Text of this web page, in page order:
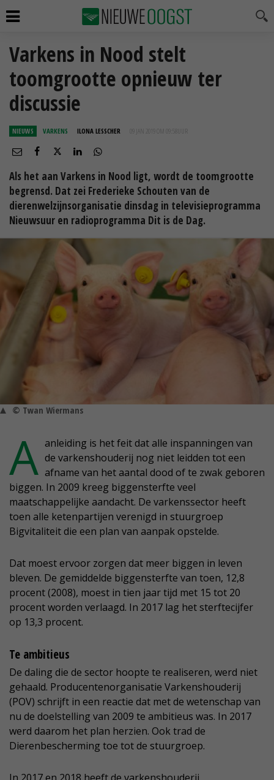
Varkens in Nood stelt
toomgrootte opnieuw ter
discussie
NIEUWS VARKENS ILONA LESSCHER 09 JAN 2019 OM 09:58
Als het aan Varkens in Nood ligt, wordt de toomgrootte
begrensd. Dat zei Frederieke Schouten van de
dierenwelzijnsorganisatie dinsdag in televisieprogramma
Nieuwsuur en radioprogramma Dit is de Dag.
© Twan Wiermans
A anleiding is het feit dat alle inspanningen van
de varkenshouderij nog niet leidden tot een
afname van het aantal dood of te zwak geboren
biggen. In 2009 kreeg biggensterfte veel
maatschappelijke aandacht. De varkenssector heeft
toen alle ketenpartijen verenigd in stuurgroep
Bigvitaliteit die een plan van aanpak opstelde.
Dat moest ervoor zorgen dat meer biggen in leven
bleven. De gemiddelde biggensterfte van toen, 12,8
procent (2008), moest in tien jaar tijd met 15 tot 20
procent worden verlaagd. In 2017 lag het sterftecijfer
op 13,3 procent.
Te ambitieus
De daling die de sector hoopte te realiseren, werd niet
gehaald. Producentenorganisatie Varkenshouderij
(POV) schrijft in een reactie dat met de wetenschap van
nu de doelstelling van 2009 te ambitieus was. In 2017
werd daarom het plan herzien. Ook trad de
Dierenbescherming toe tot de stuurgroep.